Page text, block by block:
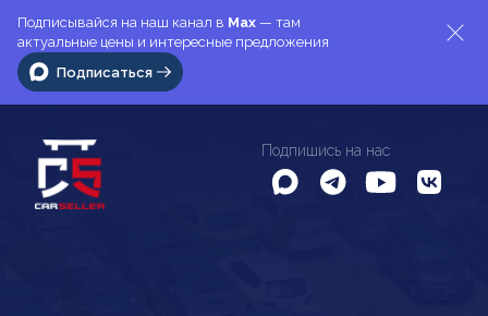
Подписывайся на наш канал в Max — там
актуальные цены и интересные предложения
Подписаться
Подпишись на нас